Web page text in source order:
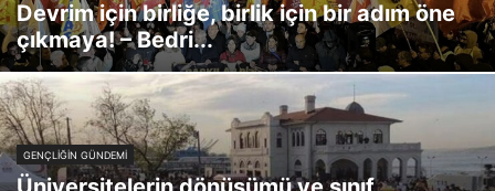
Devrim için birliğe, birlik için bir adım öne
çıkmaya! – Bedri...
GENÇLIĞIN GÜNDEMI